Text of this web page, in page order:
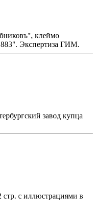
клеймо
Экспертиза ГИМ.
завод купца
стр. с иллюстрациями в